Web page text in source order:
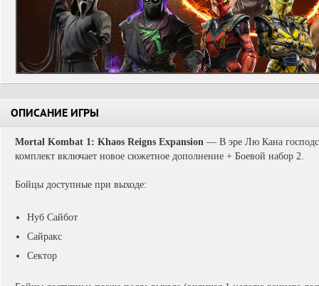
ОПИСАНИЕ ИГРЫ
Mortal Kombat 1: Khaos Reigns Expansion — В эре Лю Кана
комплект включает новое сюжетное дополнение + Боевой набор 2.
Бойцы доступные при выходе:
Нуб Сайбот
Сайракс
Сектор